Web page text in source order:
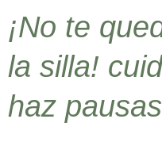
¡No te
la silla!
haz pausas